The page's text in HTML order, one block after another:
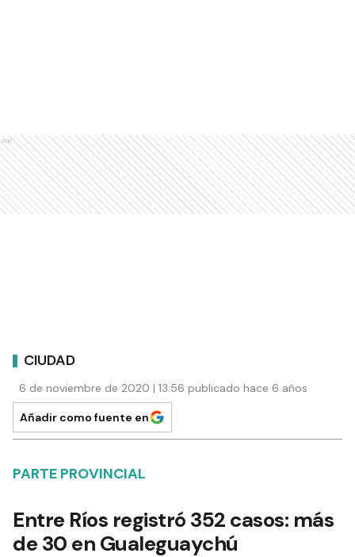
Ads
CIUDAD
6 de noviembre de 2020 | 13:56 publicado hace 6 años
Añadir como fuente en
PARTE PROVINCIAL
Entre Ríos registró 352 casos: más
de 30 en Gualeguaychú